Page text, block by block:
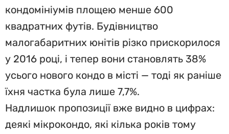
кондомініумів площею менше 600
квадратних футів. Будівництво
малогабаритних юнітів різко прискорилося
у 2016 році, і тепер вони становлять 38%
усього нового кондо в місті — тоді як раніше
їхня частка була лише 7,7%.
Надлишок пропозиції вже видно в цифрах:
деякі мікрокондо, які кілька років тому